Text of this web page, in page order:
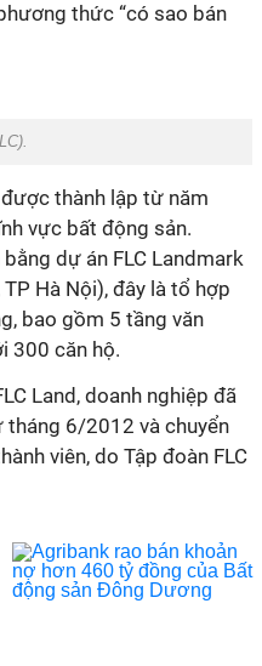
thức “có sao bán
).
thành lập từ năm
vực bất động sản.
dự án FLC Landmark
Hà Nội), đây là tổ hợp
bao gồm 5 tầng văn
300 căn hộ.
Land, doanh nghiệp đã
tháng 6/2012 và chuyển
viên, do Tập đoàn FLC